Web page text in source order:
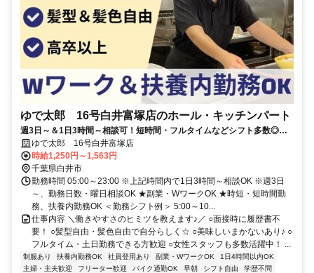
ゆで太郎 16号白井富塚店のホール・キッチンパート
週3日～＆1日3時間～相談可！短時間・フルタイムなどシフト多数◎髪
型自由・履歴書不要
ゆで太郎 16号白井富塚店
時給1,250円～1,563円
千葉県白井市
勤務時間 05:00～23:00 ※上記時間内で1日3時間～相談OK ※週3日
～、勤務日数・曜日相談OK ★副業・WワークOK ★時短・短時間勤
務、扶養内勤務OK ＜勤務シフト例＞ 5:00～10...
仕事内容 ＼働きやすさのヒミツを教えます♪／ ○面接時に履歴書不
要！ ○髪型自由・髪色自由で自分らしく☆ ○美味しいまかないあり♪ ○
フルタイム・土日勤務できる方歓迎 ○女性スタッフも多数活躍中！ ...
制服あり 扶養内勤務OK 社員登用あり 副業・WワークOK
1日4時間以内OK
主婦・主夫歓迎
フリーター歓迎 バイク通勤OK 早朝 シフト自由
学歴不問